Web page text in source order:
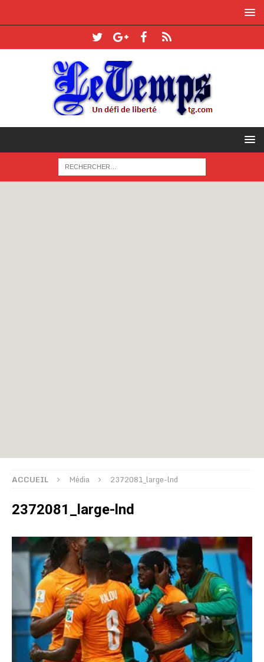
ACCUEIL Média 2372081_large-lnd
2372081_large-lnd